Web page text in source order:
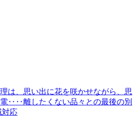
は、思い出に花を咲かせながら、思
‥‥離したくない品々との最後の別
対応